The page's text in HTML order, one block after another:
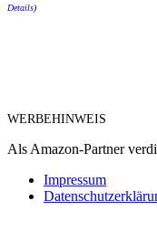
Details)
WERBEHINWEIS
Als Amazon-Partner
Impressum